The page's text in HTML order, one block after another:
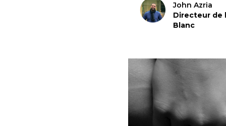
John Azria
Directeur de
Blanc